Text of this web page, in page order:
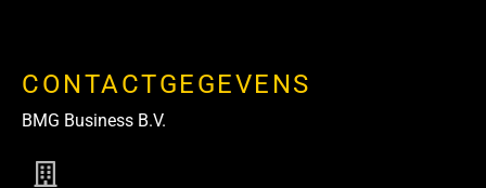
CONTACTGEGEVENS
BMG Business B.V.